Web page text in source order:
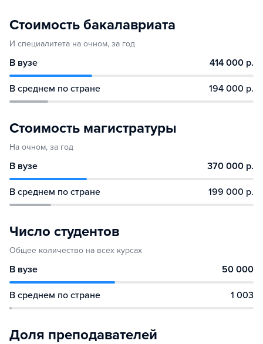
Стоимость бакалавриата
И специалитета на очном, за год
В вузе 414 000 р.
В среднем по стране 194 000 р.
Стоимость магистратуры
На очном, за год
В вузе 370 000 р.
В среднем по стране 199 000 р.
Число студентов
Общее количество на всех курсах
В вузе 50 000
В среднем по стране 1 003
Доля преподавателей